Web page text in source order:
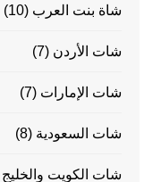
شاة بنت العرب (10)
شات الأردن (7)
شات الإمارات (7)
شات السعودية (8)
شات الكويت والخليج